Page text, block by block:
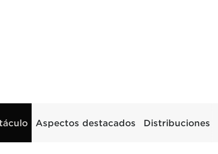
Aspectos destacados Distribuciones